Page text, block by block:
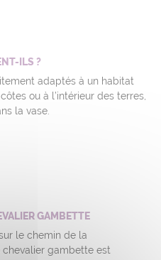
ILS ?
adaptés à un habitat
ou à l’intérieur des terres,
la vase.
GAMBETTE
le chemin de la
chevalier gambette est